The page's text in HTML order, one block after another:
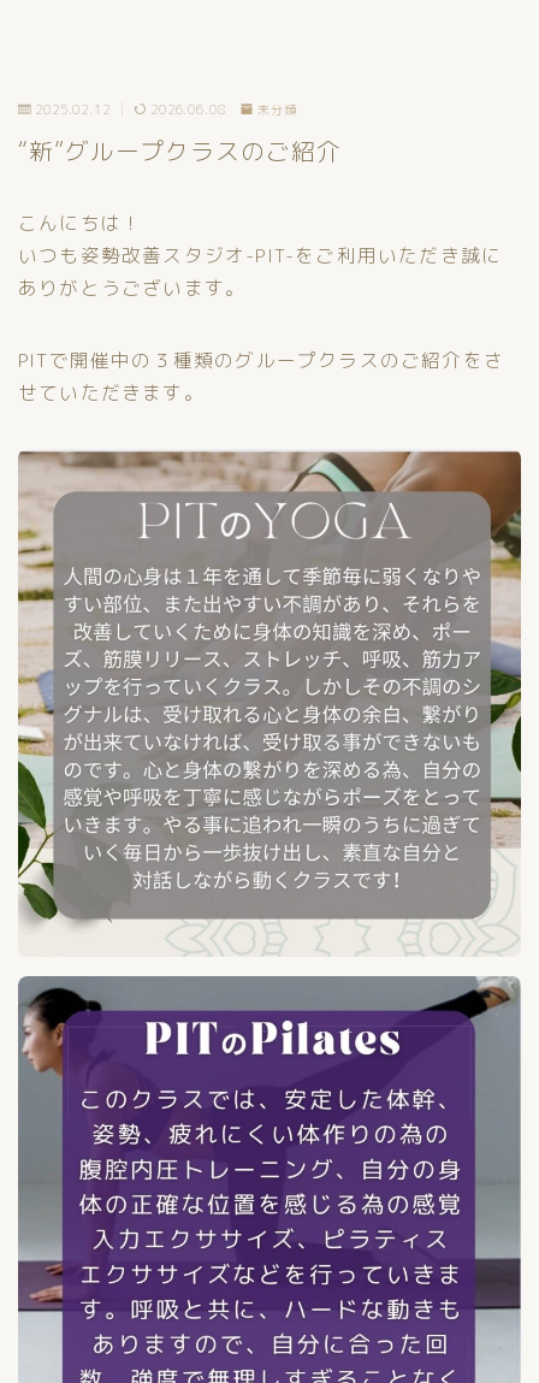
2025.02.12 2026.06.08 未分類
“新”グループクラスのご紹介
こんにちは！
いつも姿勢改善スタジオ-PIT-をご利用いただき誠に
ありがとうございます。
PITで開催中の３種類のグループクラスのご紹介をさ
せていただきます。